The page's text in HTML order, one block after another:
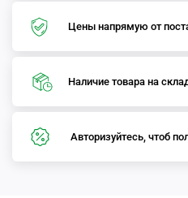
Цены напрямую от
Наличие товара на
Авторизуйтесь, чтоб